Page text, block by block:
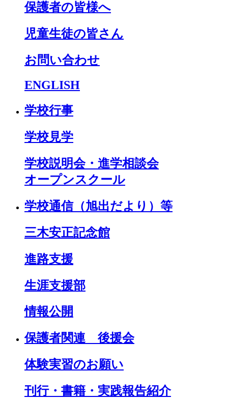
保護者の皆様へ
児童生徒の皆さん
お問い合わせ
ENGLISH
学校行事
学校見学
学校説明会・進学相談会
オープンスクール
学校通信（旭出だより）等
三木安正記念館
進路支援
生涯支援部
情報公開
保護者関連 後援会
体験実習のお願い
刊行・書籍・実践報告紹介